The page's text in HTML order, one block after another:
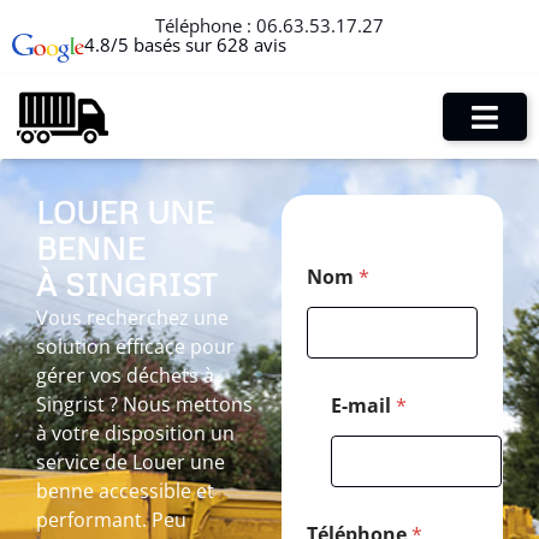
Téléphone : 06.63.53.17.27
4.8/5 basés sur 628 avis
LOUER UNE
BENNE
À SINGRIST
Vous recherchez une
solution efficace pour
gérer vos déchets à
Singrist ? Nous mettons
à votre disposition un
service de Louer une
benne accessible et
performant. Peu
Nom *
h
n
E-mail *